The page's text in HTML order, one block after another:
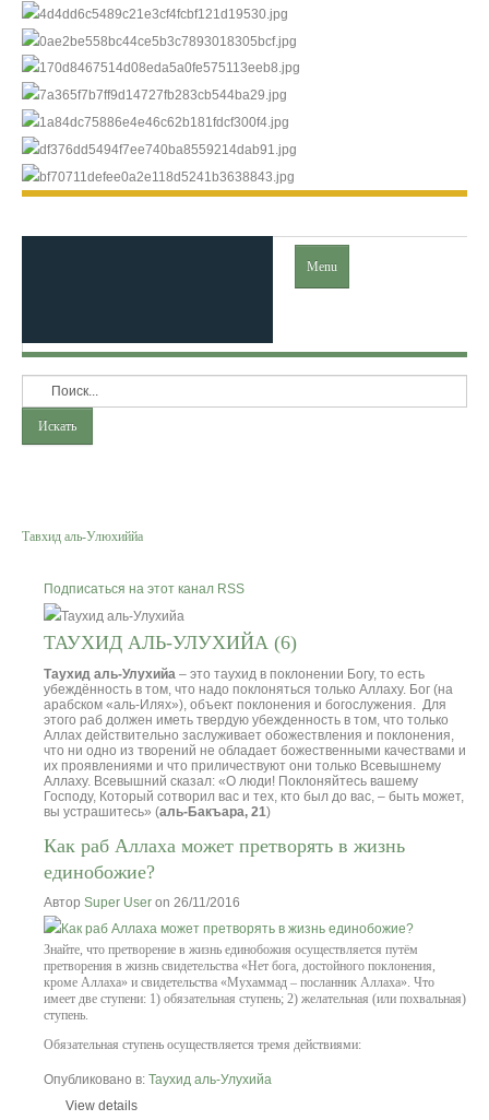
Menu
Главная
Ислам
Вероучение
Хадисы
Форум
Контакты
Искать
Тавхид аль-Улюхиййа
Подписаться на этот канал RSS
ТАУХИД АЛЬ-УЛУХИЙА (6)
Таухид аль-Улухийа – это таухид в поклонении Богу, то есть
убеждённость в том, что надо поклоняться только Аллаху. Бог (на
арабском «аль-Илях»), объект поклонения и богослужения.
Для
этого раб должен иметь твердую убежденность в том, что только
Аллах действительно заслуживает обожествления и поклонения,
что ни одно из творений не обладает божественными качествами и
их проявлениями и что приличествуют они только Всевышнему
Аллаху. Всевышний сказал: «О люди! Поклоняйтесь вашему
Господу, Который сотворил вас и тех, кто был до вас, – быть может,
вы устрашитесь» (аль-Бакъара, 21)
Как раб Аллаха может претворять в жизнь
единобожие?
Автор Super User on 26/11/2016
Знайте, что претворение в жизнь единобожия осуществляется путём
претворения в жизнь свидетельства «Нет бога, достойного поклонения,
кроме Аллаха» и свидетельства «Мухаммад – посланник Аллаха». Что
имеет две ступени: 1) обязательная ступень; 2) желательная (или похвальная)
ступень.
Обязательная ступень осуществляется тремя действиями:
Опубликовано в: Таухид аль-Улухийа
View details